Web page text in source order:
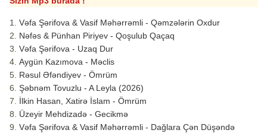
Vəfa Şərifova & Vasif Məhərrəmli - Qəmzələrin Oxdur
Nəfəs & Pünhan Piriyev - Qoşulub Qaçaq
Vəfa Şərifova - Uzaq Dur
Aygün Kazımova - Məclis
Rəsul Əfəndiyev - Ömrüm
Şəbnəm Tovuzlu - A Leyla (2026)
İlkin Hasan, Xatirə İslam - Ömrüm
Üzeyir Mehdizadə - Gecikmə
Vəfa Şərifova & Vasif Məhərrəmli - Dağlara Çən Düşəndə